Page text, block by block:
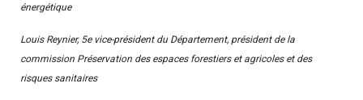
énergétique
Louis Reynier, 5e vice-président du Département, président de la
commission Préservation des espaces forestiers et agricoles et des
risques sanitaires